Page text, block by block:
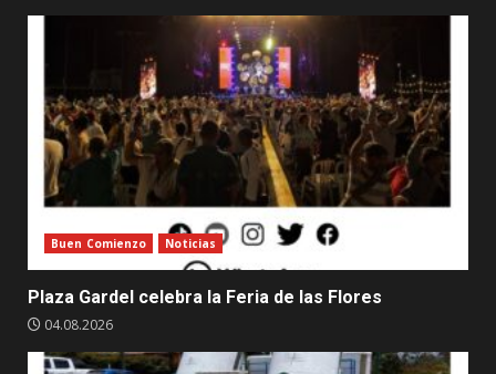
Buen Comienzo Noticias
Plaza Gardel celebra la Feria de las Flores
04.08.2026